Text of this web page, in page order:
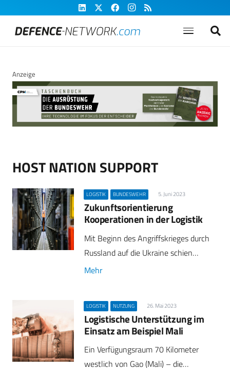
Anzeige
HOST NATION SUPPORT
LOGISTIK BUNDESWEHR 5. Juni 2023
Zukunftsorientierung
Kooperationen in der Logistik
Mit Beginn des Angriffskrieges durch
Russland auf die Ukraine schien…
Mehr
LOGISTIK NUTZUNG 26. Mai 2023
Logistische Unterstützung im
Einsatz am Beispiel Mali
Ein Verfügungsraum 70 Kilometer
westlich von Gao (Mali) – die…